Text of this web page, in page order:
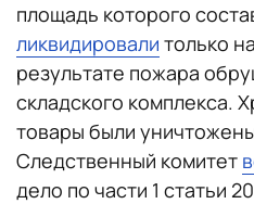
площадь которого
ликвидировали только
результате пожара
складского комплекса.
товары были
Следственный комитет
дело по части 1 статьи